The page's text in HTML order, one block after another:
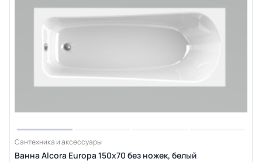
Сантехника и аксессуары
Ванна Alcora Europa 150х70 без ножек, белый